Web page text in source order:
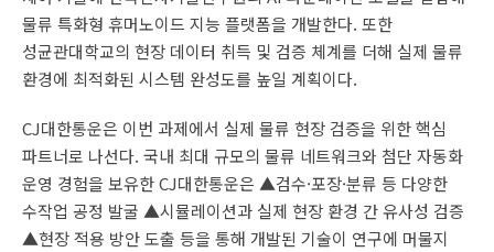
물류 특화형 휴머노이드 지능 플랫폼을 개발한다. 또한
성균관대학교의 현장 데이터 취득 및 검증 체계를 더해 실제 물류
환경에 최적화된 시스템 완성도를 높일 계획이다.
CJ대한통운은 이번 과제에서 실제 물류 현장 검증을 위한 핵심
파트너로 나선다. 국내 최대 규모의 물류 네트워크와 첨단 자동화
운영 경험을 보유한 CJ대한통운은 ▲검수·포장·분류 등 다양한
수작업 공정 발굴 ▲시뮬레이션과 실제 현장 환경 간 유사성 검증
▲현장 적용 방안 도출 등을 통해 개발된 기술이 연구에 머물지